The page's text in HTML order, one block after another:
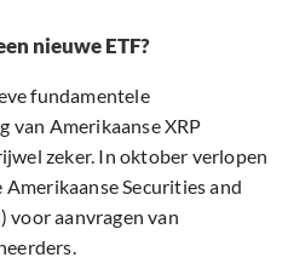
nieuwe ETF?
fundamentele
van Amerikaanse XRP
zeker. In oktober verlopen
Securities and
voor aanvragen van